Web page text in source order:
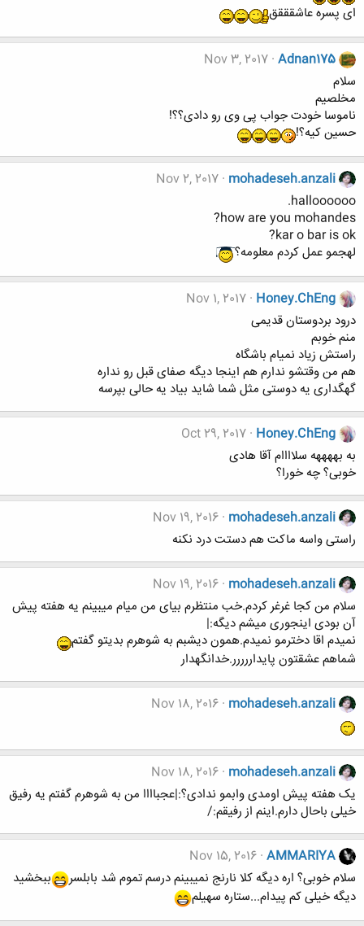
ای پسره عاشقققق
Adnan175
Nov 3, 2017
سلام
مخلصیم
ناموسا خودت جواب پی وی رو دادی؟؟!
حسین کیه؟!
mohadeseh.anzali
Nov 2, 2017
halloooooo.
how are you mohandes?
kar o bar is ok?
لهجمو عمل کردم معلومه؟
Honey.ChEng
Nov 1, 2017
درود بردوستان قدیمی
منم خوبم
راستش زیاد نمیام باشگاه
هم من وقتشو ندارم هم اینجا دیگه صفای قبل رو نداره
گهگداری یه دوستی مثل شما شاید بیاد یه حالی بپرسه
Honey.ChEng
Oct 29, 2017
به بههههه سلاااام آقا هادی
خوبی؟ چه خورا؟
mohadeseh.anzali
Nov 19, 2016
راستی واسه ماکت هم دستت درد نکنه
mohadeseh.anzali
Nov 19, 2016
سلام من کجا غرغر کردم.خب منتظرم بیای من میام میبینم یه هفته پیش
آن بودی اینجوری میشم دیگه:|
نمیدم اقا دخترمو نمیدم.همون دیشبم به شوهرم بدیتو گفتم
شماهم عشقتون پایداررررر.خدانگهدار
mohadeseh.anzali
Nov 18, 2016
mohadeseh.anzali
Nov 18, 2016
یک هفته پیش اومدی وابمو ندادی؟:|عجباااا من به شوهرم گفتم یه رفیق
خیلی باحال دارم.اینم از رفیقم:/
AMMARIYA
Nov 15, 2016
سلام خوبی؟ اره دیگه کلا نارنج نمیبینم درسم تموم شد بابلسر
ببخشید
دیگه خیلی کم پیدام...ستاره سهیلم